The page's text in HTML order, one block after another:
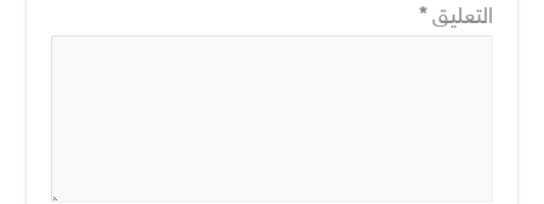
التعليق*